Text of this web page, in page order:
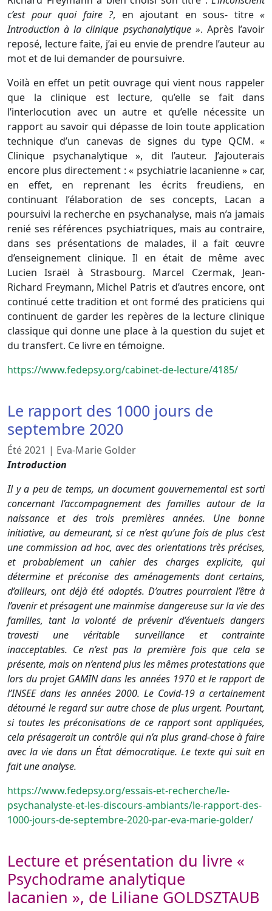
c’est pour quoi faire ?, en ajoutant en sous- titre «
Introduction à la clinique psychanalytique ». Après l’avoir
reposé, lecture faite, j’ai eu envie de prendre l’auteur au
mot et de lui demander de poursuivre.
Voilà en effet un petit ouvrage qui vient nous rappeler
que la clinique est lecture, qu’elle se fait dans
l’interlocution avec un autre et qu’elle nécessite un
rapport au savoir qui dépasse de loin toute application
technique d’un canevas de signes du type QCM. «
Clinique psychanalytique », dit l’auteur. J’ajouterais
encore plus directement : « psychiatrie lacanienne » car,
en effet, en reprenant les écrits freudiens, en
continuant l’élaboration de ses concepts, Lacan a
poursuivi la recherche en psychanalyse, mais n’a jamais
renié ses références psychiatriques, mais au contraire,
dans ses présentations de malades, il a fait œuvre
d’enseignement clinique. Il en était de même avec
Lucien Israël à Strasbourg. Marcel Czermak, Jean-
Richard Freymann, Michel Patris et d’autres encore, ont
continué cette tradition et ont formé des praticiens qui
continuent de garder les repères de la lecture clinique
classique qui donne une place à la question du sujet et
du transfert. Ce livre en témoigne.
https://www.fedepsy.org/cabinet-de-lecture/4185/
Le rapport des 1000 jours de
septembre 2020
Été 2021 | Eva-Marie Golder
Introduction
Il y a peu de temps, un document gouvernemental est sorti
concernant l’accompagnement des familles autour de la
naissance et des trois premières années. Une bonne
initiative, au demeurant, si ce n’est qu’une fois de plus c’est
une commission ad hoc, avec des orientations très précises,
et probablement un cahier des charges explicite, qui
détermine et préconise des aménagements dont certains,
d’ailleurs, ont déjà été adoptés. D’autres pourraient l’être à
l’avenir et présagent une mainmise dangereuse sur la vie des
familles, tant la volonté de prévenir d’éventuels dangers
travesti une véritable surveillance et contrainte
inacceptables. Ce n’est pas la première fois que cela se
présente, mais on n’entend plus les mêmes protestations que
lors du projet GAMIN dans les années 1970 et le rapport de
l’INSEE dans les années 2000. Le Covid-19 a certainement
détourné le regard sur autre chose de plus urgent. Pourtant,
si toutes les préconisations de ce rapport sont appliquées,
cela présagerait un contrôle qui n’a plus grand-chose à faire
avec la vie dans un État démocratique. Le texte qui suit en
fait une analyse.
https://www.fedepsy.org/essais-et-recherche/le-
psychanalyste-et-les-discours-ambiants/le-rapport-des-
1000-jours-de-septembre-2020-par-eva-marie-golder/
Lecture et présentation du livre «
Psychodrame analytique
lacanien », de Liliane GOLDSZTAUB